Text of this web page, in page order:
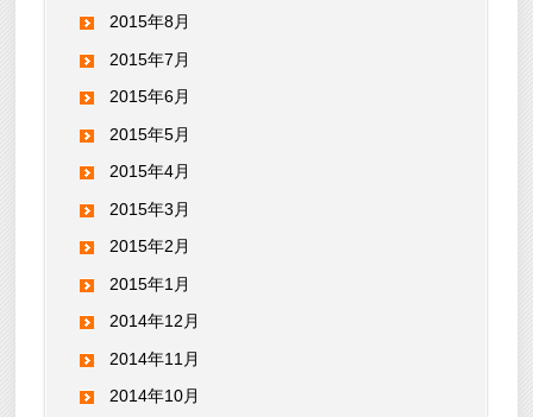
2015年8月
2015年7月
2015年6月
2015年5月
2015年4月
2015年3月
2015年2月
2015年1月
2014年12月
2014年11月
2014年10月